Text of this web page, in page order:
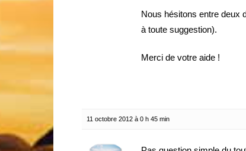
Nous hésitons entre deux
à toute suggestion).
Merci de votre aide !
11 octobre 2012 à 0 h 45 min